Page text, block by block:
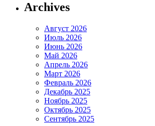
Archives
Август 2026
Июль 2026
Июнь 2026
Май 2026
Апрель 2026
Март 2026
Февраль 2026
Декабрь 2025
Ноябрь 2025
Октябрь 2025
Сентябрь 2025